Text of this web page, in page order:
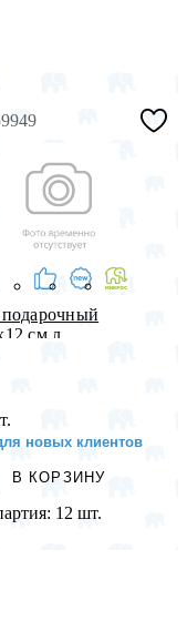
см л...
новых клиентов
В КОРЗИНУ
12 шт.